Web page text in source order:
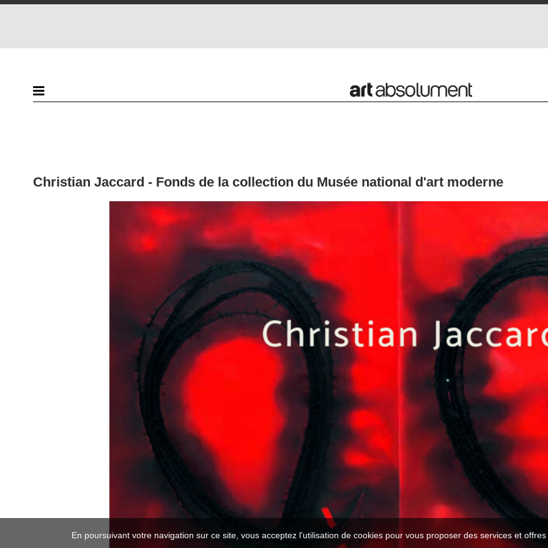
Christian Jaccard - Fonds de la collection du Musée national d'art moderne
En poursuivant votre navigation sur ce site, vous acceptez l'utilisation de cookies pour vous proposer des services et